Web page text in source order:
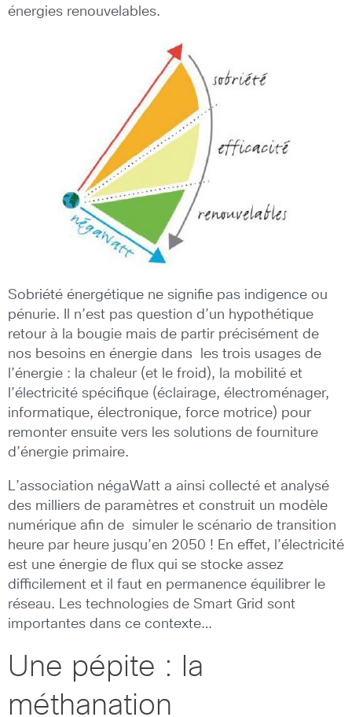
énergies renouvelables.
Sobriété énergétique ne signifie pas indigence ou
pénurie. Il n’est pas question d’un hypothétique
retour à la bougie mais de partir précisément de
nos besoins en énergie dans les trois usages de
l’énergie : la chaleur (et le froid), la mobilité et
l’électricité spécifique (éclairage, électroménager,
informatique, électronique, force motrice) pour
remonter ensuite vers les solutions de fourniture
d’énergie primaire.
L’association négaWatt a ainsi collecté et analysé
des milliers de paramètres et construit un modèle
numérique afin de simuler le scénario de transition
heure par heure jusqu’en 2050 ! En effet, l’électricité
est une énergie de flux qui se stocke assez
difficilement et il faut en permanence équilibrer le
réseau. Les technologies de Smart Grid sont
importantes dans ce contexte…
Une pépite : la
méthanation